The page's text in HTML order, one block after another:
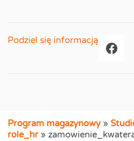
Podziel się informacją
Program magazynowy»
role_hr»